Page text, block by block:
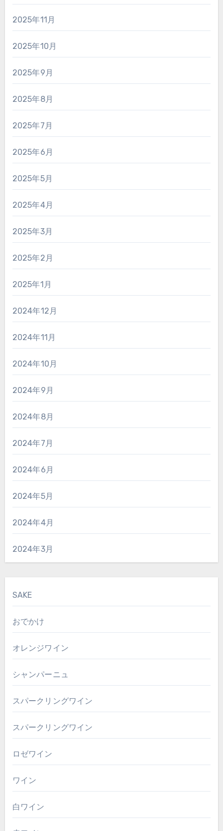
2025年11月
2025年10月
2025年9月
2025年8月
2025年7月
2025年6月
2025年5月
2025年4月
2025年3月
2025年2月
2025年1月
2024年12月
2024年11月
2024年10月
2024年9月
2024年8月
2024年7月
2024年6月
2024年5月
2024年4月
2024年3月
SAKE
おでかけ
オレンジワイン
シャンパーニュ
スパークリングワイン
スパークリングワイン
ロゼワイン
ワイン
白ワイン